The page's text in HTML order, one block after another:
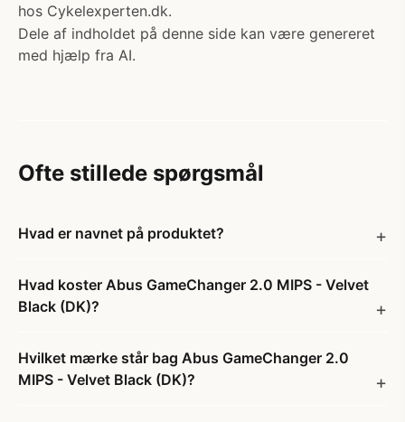
hos Cykelexperten.dk.
Dele af indholdet på denne side kan være genereret
med hjælp fra AI.
Ofte stillede spørgsmål
Hvad er navnet på produktet?
Hvad koster Abus GameChanger 2.0 MIPS - Velvet
Black (DK)?
Hvilket mærke står bag Abus GameChanger 2.0
MIPS - Velvet Black (DK)?